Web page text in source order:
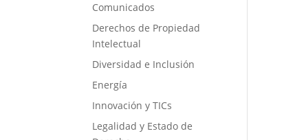
Comunicados
Derechos de Propiedad
Intelectual
Diversidad e Inclusión
Energía
Innovación y TICs
Legalidad y Estado de